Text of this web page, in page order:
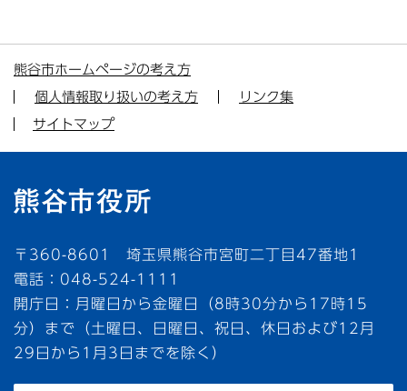
熊谷市ホームページの考え方
個人情報取り扱いの考え方
リンク集
サイトマップ
〒360-8601 埼玉県熊谷市宮町二丁目47番地1
電話：048-524-1111
開庁日：月曜日から金曜日（8時30分から17時15
分）まで（土曜日、日曜日、祝日、休日および12月
29日から1月3日までを除く）